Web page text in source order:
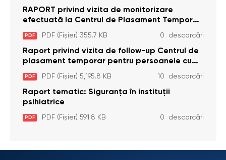
RAPORT privind vizita de monitorizare
efectuată la Centrul de Plasament Temporar
pentru Persoane cu Dizabilități (Adulte) din s.
Brînzeni, r. Edineț, din data de 25 mai 2026
PDF PDF (Fișier) 355.7 KB 0 descarcări
Raport privind vizita de follow-up Centrul de
plasament temporar pentru persoanele cu
dizabilități (adulte) Bădiceni, Soroca (11 iunie
2026)
PDF PDF (Fișier) 5,195.8 KB 10 descarcări
Raport tematic: Siguranța în instituții
psihiatrice
PDF PDF (Fișier) 591.8 KB 0 descarcări